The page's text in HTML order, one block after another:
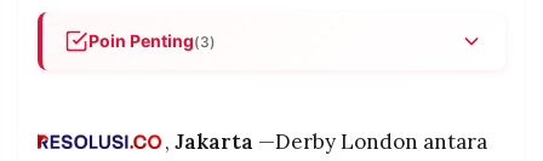
Poin Penting(3)
pada menit ke-38.
, Jakarta —Derby London antara